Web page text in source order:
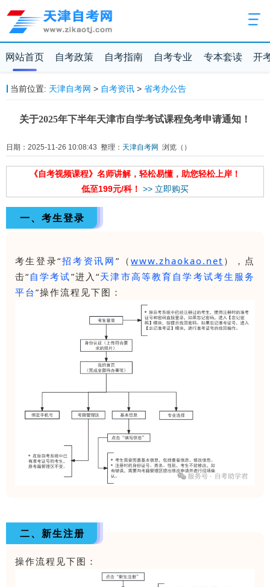
网站首页 自考政策 自考指南 自考专业 专本套读 开
当前位置: 天津自考网 > 自考资讯> 省考办公告
关于2025年下半年天津市自学考试课程免考申请通知！
日期：2025-11-26 10:08:43 整理： 天津自考网 浏览（ ）
《自考视频课程》名师讲解，轻松易懂，助您轻松上岸！
低至199元/科！ >> 立即购买
一、考生登录
考生登录“招考资讯网 ”（www.zhaokao.net ），点
击“ 自学考试”进入“天津市高等教育自学考试考生服务
平台”操作流程见下图：
二、 新生注册
操作流程见下图：